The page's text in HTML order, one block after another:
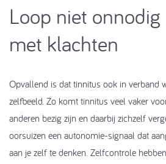
Loop niet
met klachten
Opvallend is dat tinnitus ook in verband
zelfbeeld. Zo komt tinnitus veel vaker
anderen bezig zijn en daarbij zichzelf
oorsuizen een autonomie-signaal dat
aan je zelf te denken. Zelfcontrole